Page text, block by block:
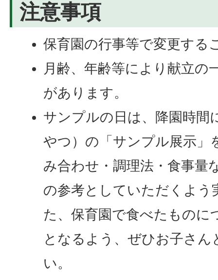
注意事項
保育園の行事等で変更する
月齢、年齢等により献立の
があります。
サンプルの日は、降園時間
やつ）の「サンプル展示」
み合わせ・調理法・食事量
の参考としていただくよう
た、保育園で食べたものに
となるよう、ぜひお子さ
い。